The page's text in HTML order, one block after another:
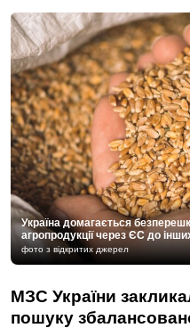
Україна домагається
агропродукції через ЄС до
фото з відкритих джерел
МЗС України
пошуку